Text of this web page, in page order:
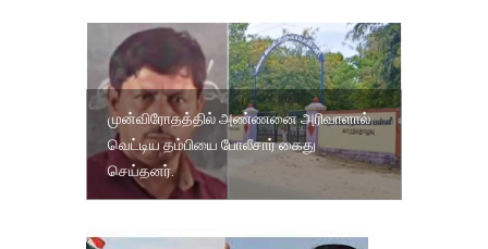
முன்விரோதத்தில் அண்ணனை அரிவாளால்
வெட்டிய தம்பியை போலீசார் கைது
செய்தனர்.